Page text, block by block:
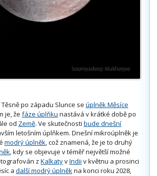
po západu Slunce se úplněk Měsíce
je, že fáze úplňku nastává v krátké době po
od Země. Ve skutečnosti bude dnešní
letošním úplňkem. Dnešní mikroúplněk je
modrý úplněk, což znamená, že je to druhý
, kdy se objevuje v téměř největší možné
z KalkatyvIndii v květnu a prosinci
a další modrý úplněkna konci roku 2028,